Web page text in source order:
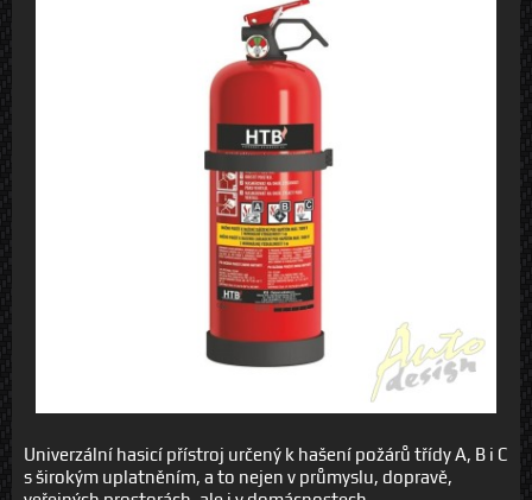
Univerzální hasicí přístroj určený k hašení požárů třídy A, B i C
s širokým uplatněním, a to nejen v průmyslu, dopravě,